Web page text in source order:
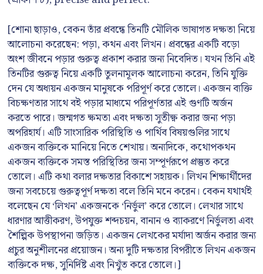
[শোনা ছাড়াও, বেকন তাঁর প্রবন্ধে তিনটি মৌলিক ভাষাগত দক্ষতা নিয়ে
আলোচনা করেছেন: পড়া, কথন এবং লিখন। প্রবন্ধের একটি বড়ো
অংশ জীবনে পড়ার গুরুত্ব প্রকাশ করার জন্য নিবেদিত। যখন তিনি এই
তিনটির গুরুত্ব নিয়ে একটি তুলনামূলক আলোচনা করেন, তিনি যুক্তি
দেন যে অধ্যয়ন একজন মানুষকে পরিপূর্ণ করে তোলে। একজন ব্যক্তি
বিচক্ষণতার সাথে বই পড়ার মাধ্যমে পরিপূর্ণতার এই গুণটি অর্জন
করতে পারে। জন্মগত ক্ষমতা এবং দক্ষতা সুতীক্ষ্ণ করার জন্য পড়া
অপরিহার্য। এটি সাংসারিক পরিস্থিতি ও পার্থিব বিষয়গুলির সাথে
একজন ব্যক্তিকে মানিয়ে নিতে শেখায়। অন্যদিকে, কথোপকথন
একজন ব্যক্তিকে সমস্ত পরিস্থিতির জন্য সম্পূর্ণরূপে প্রস্তুত করে
তোলে। এটি কথা বলার দক্ষতার বিকাশে সহায়ক। লিখন শিক্ষার্থীদের
জন্য সবচেয়ে গুরুত্বপূর্ণ দক্ষতা বলে তিনি মনে করেন। বেকন যথার্থই
বলেছেন যে ‘লিখন’ একজনকে ‘নির্ভুল’ করে তোলে। লেখার সাথে
ধারণার আত্তীকরণ, উপযুক্ত শব্দচয়ন, বানান ও ব্যাকরণে নির্ভুলতা এবং
শৈল্পিক উপস্থাপনা জড়িত। একজন লেখকের মর্যাদা অর্জন করার জন্য
প্রচুর অনুশীলনের প্রয়োজন। অন্য দুটি দক্ষতার বিপরীতে লিখন একজন
ব্যক্তিকে দক্ষ, সুনির্দিষ্ট এবং নিখুঁত করে তোলে।]